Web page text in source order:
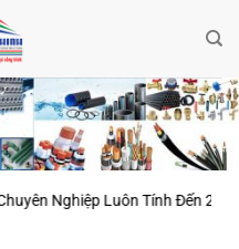
20 Năm Sử Dụng Thay Vì Chỉ